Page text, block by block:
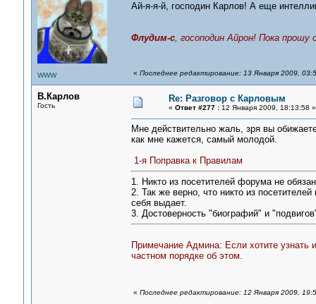
WWW
Ай-я-я-й, господин Карлов! А еще
Флудим-с, госоподин Айрон! Пока
« Последнее редактирование: 13 Января 2009,
В.Карлов
Гость
Re: Разговор с Карловым
« Ответ #277 :12 Января 2009, 18:13:58 »
Мне действительно жаль, зря вы
как мне кажется, самый молодой.
1-я Поправка к Правилам
1. Никто из посетителей форума не
2. Так же верно, что никто из
себя выдает.
3. Достоверность "биографий" и
Примечание Админа: Если хотите узнать
частном порядке об этом.
« Последнее редактирование: 12 Января 2009,